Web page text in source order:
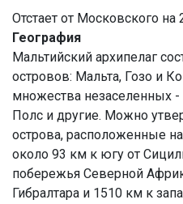
Отстает от Московского на
География
Мальтийский архипелаг
островов: Мальта, Гозо и
множества незаселенных
Полс и другие. Можно
острова, расположенные
около 93 км к югу от
побережья Северной
Гибралтара и 1510 км к